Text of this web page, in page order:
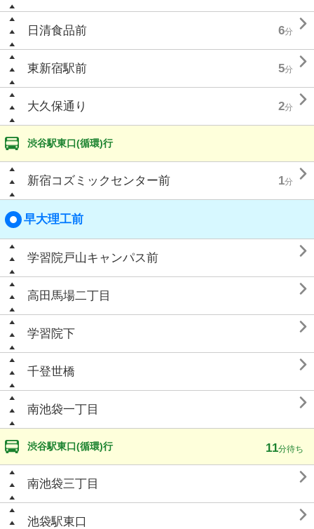
日清食品前 6分 
東新宿駅前 5分 
大久保通り 2分 
渋谷駅東口(循環)行
新宿コズミックセンター前 1分 
早大理工前
学習院戸山キャンパス前 
高田馬場二丁目 
学習院下 
千登世橋 
南池袋一丁目 
渋谷駅東口(循環)行 11分待ち
南池袋三丁目 
池袋駅東口 